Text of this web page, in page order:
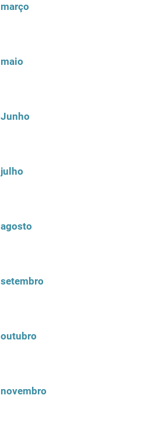
março
maio
Junho
julho
agosto
setembro
outubro
novembro